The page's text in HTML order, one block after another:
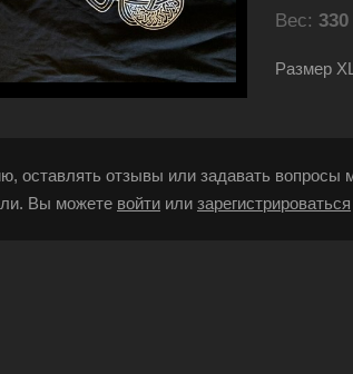
Вес: 330
Размер
оставлять отзывы или задавать вопросы
Вы можете войти или зарегистрироваться